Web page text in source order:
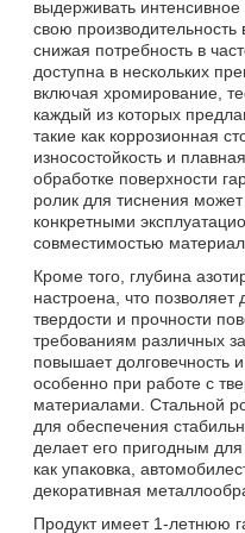
выдерживать
свою производительность
снижая потребность в
доступна в нескольких
включая хромирование,
каждый из которых
такие как коррозионная
износостойкость и
обработке поверхности
ролик для тиснения
конкретными
совместимостью
Кроме того, глубина
настроена, что позволяет
твердости и прочности
требованиям различных
повышает долговечность
особенно при работе с
материалами. Стальной
для обеспечения
делает его пригодным
как упаковка,
декоративная
Продукт имеет 1-летнюю